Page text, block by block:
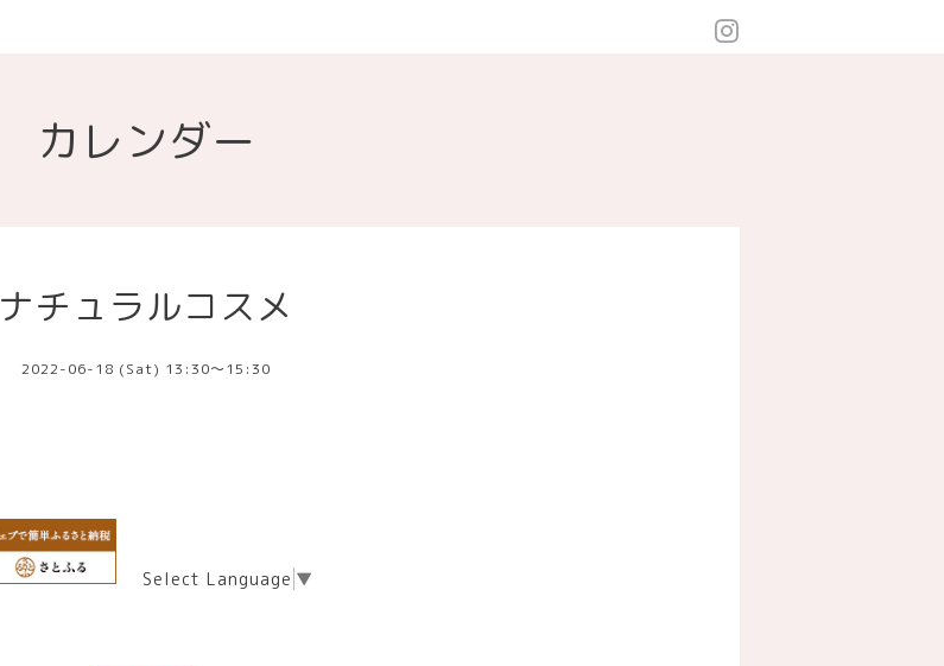
カレンダー
ナチュラルコスメ
2022-06-18 (Sat) 13:30～15:30
Select Language ▼